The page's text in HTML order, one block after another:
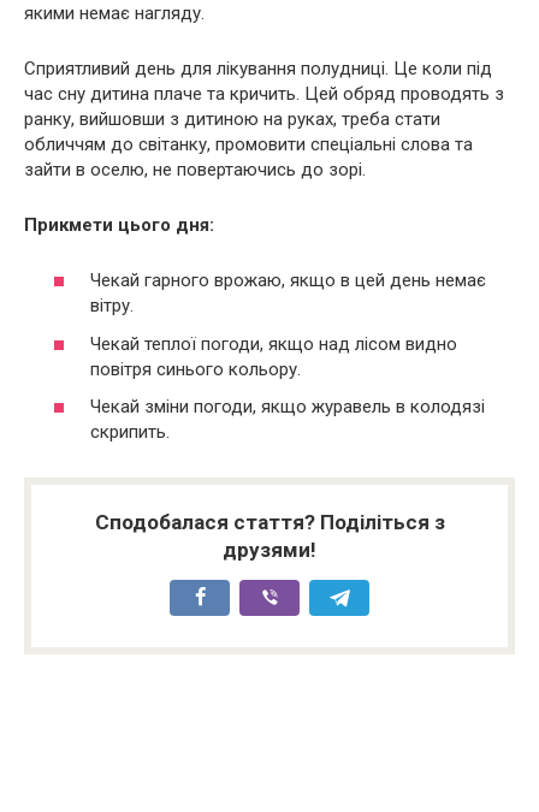
якими немає нагляду.
Сприятливий день для лікування полудниці. Це коли під
час сну дитина плаче та кричить. Цей обряд проводять з
ранку, вийшовши з дитиною на руках, треба стати
обличчям до світанку, промовити спеціальні слова та
зайти в оселю, не повертаючись до зорі.
Прикмети цього дня:
Чекай гарного врожаю, якщо в цей день немає
вітру.
Чекай теплої погоди, якщо над лісом видно
повітря синього кольору.
Чекай зміни погоди, якщо журавель в колодязі
скрипить.
Сподобалася стаття? Поділіться з
друзями!